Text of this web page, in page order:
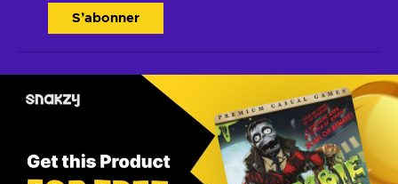
S’abonner